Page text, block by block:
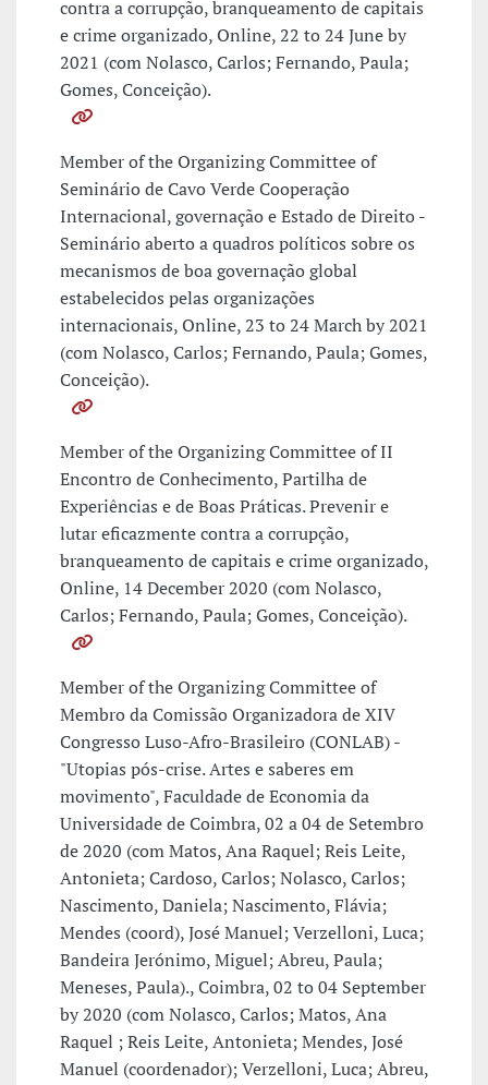
contra a corrupção, branqueamento de capitais
e crime organizado, Online, 22 to 24 June by
2021 (com Nolasco, Carlos; Fernando, Paula;
Gomes, Conceição).
Member of the Organizing Committee of
Seminário de Cavo Verde Cooperação
Internacional, governação e Estado de Direito -
Seminário aberto a quadros políticos sobre os
mecanismos de boa governação global
estabelecidos pelas organizações
internacionais, Online, 23 to 24 March by 2021
(com Nolasco, Carlos; Fernando, Paula; Gomes,
Conceição).
Member of the Organizing Committee of II
Encontro de Conhecimento, Partilha de
Experiências e de Boas Práticas. Prevenir e
lutar eficazmente contra a corrupção,
branqueamento de capitais e crime organizado,
Online, 14 December 2020 (com Nolasco,
Carlos; Fernando, Paula; Gomes, Conceição).
Member of the Organizing Committee of
Membro da Comissão Organizadora de XIV
Congresso Luso-Afro-Brasileiro (CONLAB) -
"Utopias pós-crise. Artes e saberes em
movimento", Faculdade de Economia da
Universidade de Coimbra, 02 a 04 de Setembro
de 2020 (com Matos, Ana Raquel; Reis Leite,
Antonieta; Cardoso, Carlos; Nolasco, Carlos;
Nascimento, Daniela; Nascimento, Flávia;
Mendes (coord), José Manuel; Verzelloni, Luca;
Bandeira Jerónimo, Miguel; Abreu, Paula;
Meneses, Paula)., Coimbra, 02 to 04 September
by 2020 (com Nolasco, Carlos; Matos, Ana
Raquel ; Reis Leite, Antonieta; Mendes, José
Manuel (coordenador); Verzelloni, Luca; Abreu,